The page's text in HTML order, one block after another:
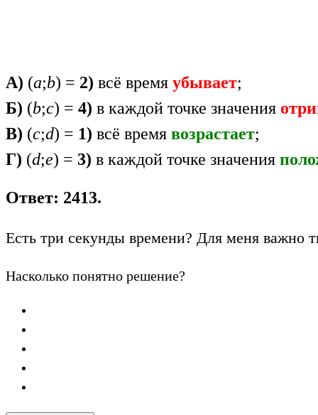
А) (a;b) = 2) всё время убывает;
Б) (b;c) = 4) в каждой точке значения
В) (c;d) = 1) всё время возрастает;
Г) (d;e) = 3) в каждой точке значения
Ответ: 2413.
Есть три секунды времени? Для меня важно
Насколько понятно решение?